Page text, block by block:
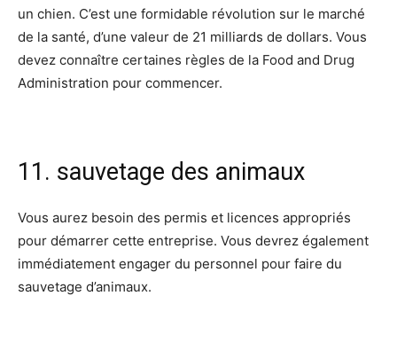
un chien. C’est une formidable révolution sur le marché
de la santé, d’une valeur de 21 milliards de dollars. Vous
devez connaître certaines règles de la Food and Drug
Administration pour commencer.
11. sauvetage des animaux
Vous aurez besoin des permis et licences appropriés
pour démarrer cette entreprise. Vous devrez également
immédiatement engager du personnel pour faire du
sauvetage d’animaux.